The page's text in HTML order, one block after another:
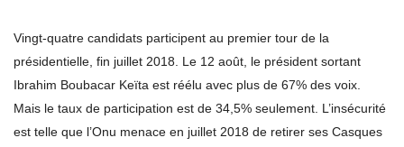
Vingt-quatre candidats participent au premier tour de la
présidentielle, fin juillet 2018. Le 12 août, le président sortant
Ibrahim Boubacar Keïta est réélu avec plus de 67% des voix.
Mais le taux de participation est de 34,5% seulement. L’insécurité
est telle que l’Onu menace en juillet 2018 de retirer ses Casques